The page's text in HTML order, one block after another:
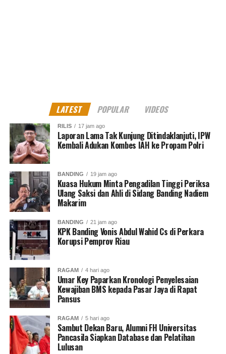
ujar Zecky Alatas.
Zecky Alatas menegaskan, kalau sudah selesai masa
jabatan sebagai Gubernur DKI Jakarta, Anies Baswedan
ingin melakukan apa saja, itu hak asasinya.
“Artinya, Pak Anies mau kemana saja, mau buat apa saja,
itu hak asasi Anies. Jadi jangan dipelintir donk,”
tegasnya.
“Video lawas itu memang karena banyak yang sangat
suport dan dukung Anies. Makanya, video lawas pun di
perhitungkan,” sambung Zecky pendukung Fanatik
Anies Baswedan.
LATEST POPULAR VIDEOS
RILIS 17 jam ago
Laporan Lama Tak Kunjung Ditindaklanjuti, IPW
Kembali Adukan Kombes IAH ke Propam Polri
BANDING 19 jam ago
Kuasa Hukum Minta Pengadilan Tinggi Periksa
Ulang Saksi dan Ahli di Sidang Banding Nadiem
Makarim
BANDING 21 jam ago
KPK Banding Vonis Abdul Wahid Cs di Perkara
Korupsi Pemprov Riau
RAGAM 4 hari ago
Umar Key Paparkan Kronologi Penyelesaian
Kewajiban BMS kepada Pasar Jaya di Rapat
Pansus
RAGAM 5 hari ago
Sambut Dekan Baru, Alumni FH Universitas
Pancasila Siapkan Database dan Pelatihan
Lulusan